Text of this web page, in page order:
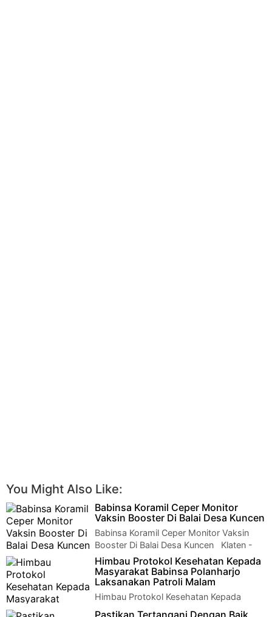
You Might Also Like:
Babinsa Koramil Ceper Monitor
Vaksin Booster Di Balai Desa Kuncen
Babinsa Koramil Ceper Monitor Vaksin
Booster Di Balai Desa Kuncen Klaten -
Babinsa Koramil 23/Ceper Kodim 07…Himbau Protokol Kesehatan Kepada
Masyarakat Babinsa Polanharjo
Laksanakan Patroli Malam
Himbau Protokol Kesehatan Kepada
Masyarakat Babinsa Polanharjo
Pastikan Tertangani Dengan Baik